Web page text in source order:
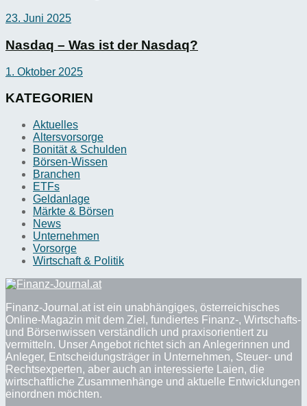
23. Juni 2025
Nasdaq – Was ist der Nasdaq?
1. Oktober 2025
KATEGORIEN
Aktuelles
Altersvorsorge
Bonität & Schulden
Börsen-Wissen
Branchen
ETFs
Geldanlage
Märkte & Börsen
News
Unternehmen
Vorsorge
Wirtschaft & Politik
Finanz-Journal.at ist ein unabhängiges, österreichisches
Online-Magazin mit dem Ziel, fundiertes Finanz-, Wirtschafts-
und Börsenwissen verständlich und praxisorientiert zu
vermitteln. Unser Angebot richtet sich an Anlegerinnen und
Anleger, Entscheidungsträger in Unternehmen, Steuer- und
Rechtsexperten, aber auch an interessierte Laien, die
wirtschaftliche Zusammenhänge und aktuelle Entwicklungen
einordnen möchten.